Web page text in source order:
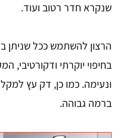
שנקרא חדר רטוב ועוד.
הרצון להשתמש ככל שניתן
בחיפוי יוקרתי ודקורטיבי,
ונעימה. כמו כן, דק עץ
ברמה גבוהה.